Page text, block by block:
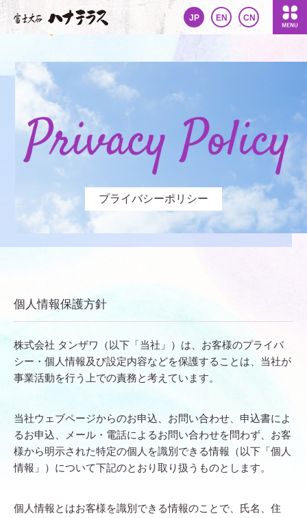
JP EN CN
プライバシーポリシー
個人情報保護方針
株式会社 タンザワ（以下「当社」）は、お客様のプライバ
シー・個人情報及び設定内容などを保護することは、当社が
事業活動を行う上での責務と考えています。
当社ウェブページからのお申込、お問い合わせ、申込書によ
るお申込、メール・電話によるお問い合わせを問わず、お客
様から明示された特定の個人を識別できる情報（以下「個人
情報」）について下記のとおり取り扱うものとします。
個人情報とはお客様を識別できる情報のことで、氏名、住